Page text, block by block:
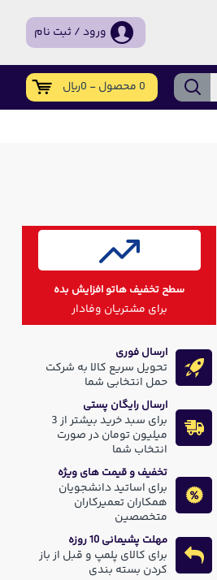
ورود / ثبت نام
0 محصول - 0ریال
سطح تخفیف هاتو افزایش بده
برای مشتریان وفادار
ارسال فوری
تحویل سریع کالا به شرکت
حمل انتخابی شما
ارسال رایگان پستی
برای سبد خرید بیشتر از 3
میلیون تومان در صورت
انتخاب شما
تخفیف و قیمت های ویژه
برای اساتید دانشجویان
همکاران تعمیرکاران
متخصصین
مهلت پشیمانی 10 روزه
برای کالای پلمپ و قبل از باز
کردن بسته بندی